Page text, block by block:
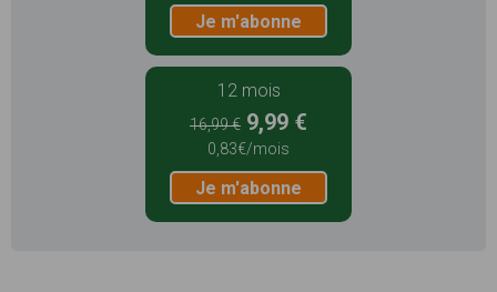
Je m'abonne
12 mois
16,99 € 9,99 €
0,83€/mois
Je m'abonne